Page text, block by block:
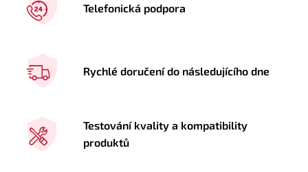
Telefonická podpora
Rychlé doručení do následujícího dne
Testování kvality a kompatibility
produktů